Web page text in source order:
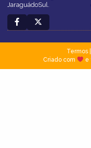
JaraguádoSul.
Termos|
Criado com
e